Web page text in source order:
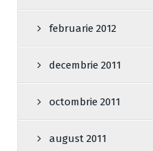
februarie 2012
decembrie 2011
octombrie 2011
august 2011